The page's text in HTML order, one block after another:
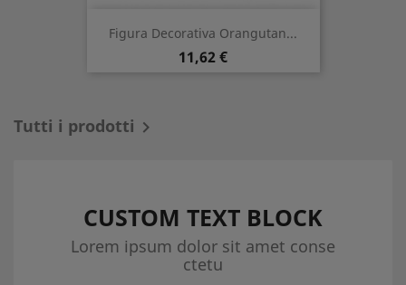
Figura Decorativa Orangutan...
Prezzo
11,62 €
Tutti i prodotti 
CUSTOM TEXT BLOCK
Lorem ipsum dolor sit amet conse
ctetu